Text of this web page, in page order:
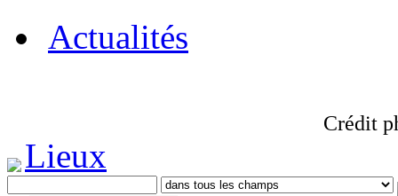
Actualités
Crédit
Lieux